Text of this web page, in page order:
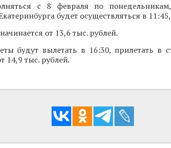
с 8 февраля по
будет осуществляться в
от 13,6 тыс. рублей.
будут вылетать в 16:30, прилетать в
14,9 тыс. рублей.